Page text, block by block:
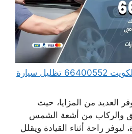
تظليل سيارات متنقل الكويت 66400552 تظليل سيارة
العديد من المزايا، حيث
والركاب من أشعة الشمس
ليوفر راحة أثناء القيادة ويقلل